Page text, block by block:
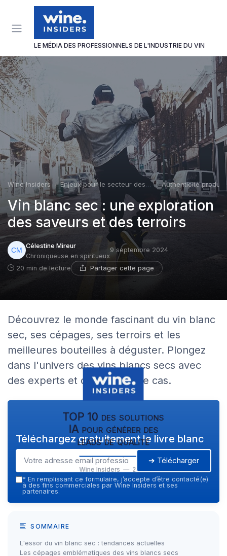
LE MÉDIA DES PROFESSIONNELS DE L'INDUSTRIE DU VIN
Wine Insiders Enjeux pour le secteur des vins et spiritueux Authenticité produits
Vin blanc sec : une exploration
des saveurs et des terroirs
Célestine Mireur
Chroniqueuse en spiritueux
9 septembre 2024
20 min de lecture Partager cette page
Découvrez le monde fascinant du vin blanc
sec, ses cépages, ses terroirs et les
meilleures bouteilles à déguster. Plongez
dans l'univers des vins blancs secs avec
des experts et des études de cas.
TOP 10 des solutions
IA pour générer des
leads de qualité
Wine Insiders — 2026
Téléchargez gratuitement le livre blanc
➔ Télécharger
* En remplissant ce formulaire, j’accepte d’être contacté(e)
à des fins commerciales par Wine Insiders et ses
partenaires.
SOMMAIRE
L'essor du vin blanc sec : tendances actuelles
Les cépages emblématiques des vins blancs secs
Panneau de gestion des cookies